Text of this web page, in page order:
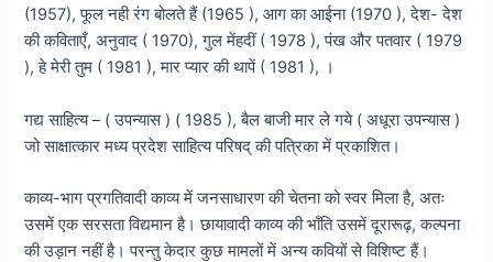
(1957), फूल नही रंग बोलते हैं (1965 ), आग का आईना (1970 ), देश- देश
की कविताएँ, अनुवाद ( 1970), गुल मेंहदीं ( 1978 ), पंख और पतवार ( 1979
), हे मेरी तुम ( 1981 ), मार प्यार की थापें ( 1981 ), ।
गद्य साहित्य – ( उपन्यास ) ( 1985 ), बैल बाजी मार ले गये ( अधूरा उपन्यास )
जो साक्षात्कार मध्य प्रदेश साहित्य परिषद् की पत्रिका में प्रकाशित।
काव्य-भाग प्रगतिवादी काव्य में जनसाधारण की चेतना को स्वर मिला है, अतः
उसमें एक सरसता विद्यमान है। छायावादी काव्य की भाँति उसमें दूरारूढ़, कल्पना
की उड़ान नहीं है। परन्तु केदार कुछ मामलों में अन्य कवियों से विशिष्ट हैं।